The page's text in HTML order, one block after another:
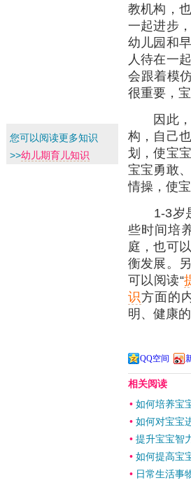
教机构，
一起进步
幼儿园和
人待在一
会跟着模
很重要，
因此，
构，自己
划，使宝
宝宝勇敢
情操，使
1-3岁是
些时间培
庭，也可
衡发展。
可以阅读“
识方面的
明、健康的
QQ空间
相关阅读
• 如何培养宝
• 如何对宝宝
• 提升宝宝智
• 如何提高宝
• 日常生活事
您可以阅读更多知识
>>幼儿期育儿知识